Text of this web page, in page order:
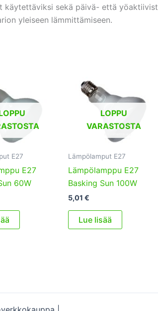
käytettäviksi sekä päivä- että
yleiseen lämmittämiseen.
E27
E27
60W
LOPPU
VARASTOSTA
Lämpölamput E27
Lämpölamppu E27
Basking Sun 100W
5,01 €
Lue lisää